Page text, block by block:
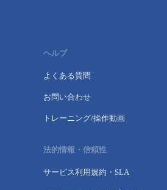
ヘルプ
よくある質問
お問い合わせ
トレーニング/操作動画
法的情報・信頼性
サービス利用規約・SLA